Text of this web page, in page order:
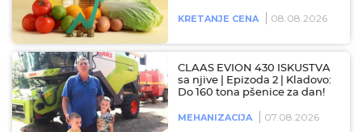
KRETANJE CENA 08.08.2026
CLAAS EVION 430 ISKUSTVA
sa njive | Epizoda 2 | Kladovo:
Do 160 tona pšenice za dan!
MEHANIZACIJA 07.08.2026